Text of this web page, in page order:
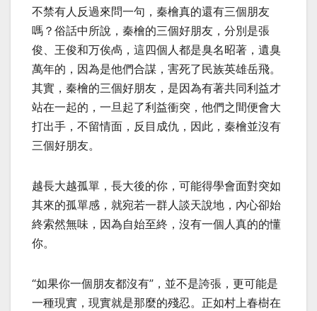
不禁有人反過來問一句，秦檜真的還有三個朋友
嗎？俗話中所說，秦檜的三個好朋友，分別是張
俊、王俊和万俟卨，這四個人都是臭名昭著，遺臭
萬年的，因為是他們合謀，害死了民族英雄岳飛。
其實，秦檜的三個好朋友，是因為有著共同利益才
站在一起的，一旦起了利益衝突，他們之間便會大
打出手，不留情面，反目成仇，因此，秦檜並沒有
三個好朋友。
越長大越孤單，長大後的你，可能得學會面對突如
其來的孤單感，就宛若一群人談天說地，內心卻始
終索然無味，因為自始至終，沒有一個人真的的懂
你。
“如果你一個朋友都沒有”，並不是誇張，更可能是
一種現實，現實就是那麼的殘忍。正如村上春樹在